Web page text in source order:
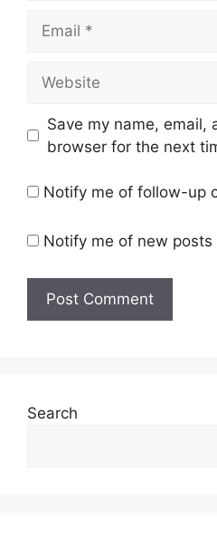
Save my name, email,
browser for the next
Notify me of follow-up
Notify me of new posts
Search